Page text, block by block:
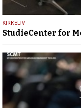
25.
juli
2021
KIRKELIV
StudieCenter for